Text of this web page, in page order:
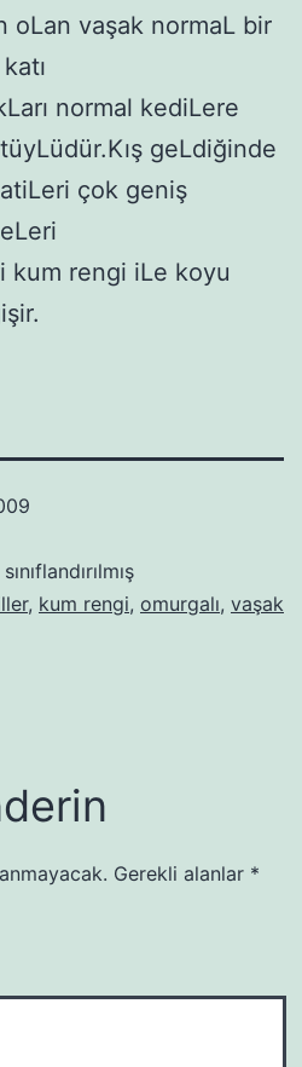
oLan vaşak normaL bir
normal kediLere
geLdiğinde
çok geniş
kum rengi iLe koyu
, kum rengi, omurgalı, vaşak
Gerekli alanlar *